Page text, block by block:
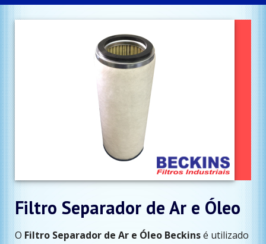
Filtro Separador de Ar e Óleo
O Filtro Separador de Ar e Óleo Beckinsé utilizado